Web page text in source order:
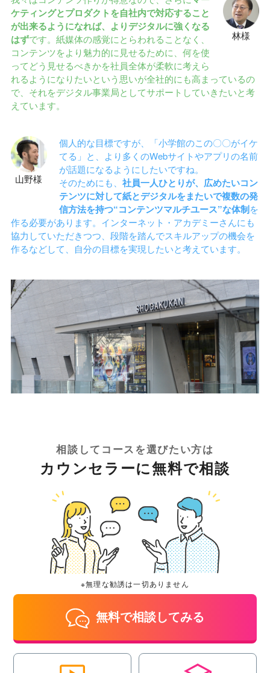
林様
ケティングとプロダクトを自社内で対応すること
が出来るようになれば、よりデジタルに強くなる
はずです。紙媒体の感覚にとらわれることなく、
コンテンツをより魅力的に見せるために、何を使
ってどう見せるべきかを社員全体が柔軟に考えら
れるようになりたいという思いが全社的にも高まっているの
で、それをデジタル事業局としてサポートしていきたいと考
えています。
山野様
個人的な目標ですが、「小学館のこの〇〇がイケ
てる」と、より多くのWebサイトやアプリの名前
が話題になるようにしたいですね。
そのためにも、 社員一人ひとりが、広めたいコン
テンツに対して紙とデジタルをまたいで複数の発
信方法を持つ“コンテンツマルチユース”な体制を
作る必要があります。インターネット・アカデミーさんにも
協力していただきつつ、段階を踏んでスキルアップの機会を
作るなどして、自分の目標を実現したいと考えています。
相談してコースを選びたい方は
カウンセラーに無料で相談
※無理な勧誘は一切ありません
無料で相談してみる